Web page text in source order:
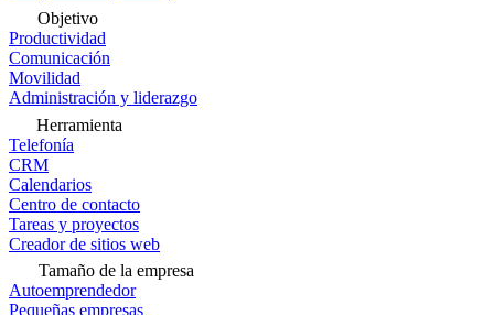
Objetivo
Productividad
Comunicación
Movilidad
Administración y liderazgo
Herramienta
Telefonía
CRM
Calendarios
Centro de contacto
Tareas y proyectos
Creador de sitios web
Tamaño de la empresa
Autoemprendedor
Pequeñas empresas